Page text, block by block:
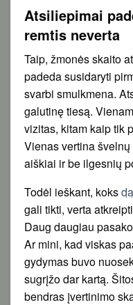
Atsiliepimai
remtis neverta
Taip, žmonės skaito
padeda susidaryti
svarbi smulkmena.
galutinę tiesą.
vizitas, kitam kaip tik
Vienas vertina
aiškiai ir be ilgesnių
Todėl ieškant, koks
gali tikti, verta
Daug daugiau
Ar mini, kad viskas
gydymas buvo
sugrįžo dar kartą.
bendras įvertinimo